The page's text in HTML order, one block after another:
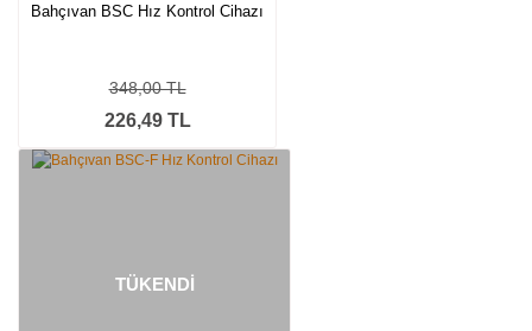
Bahçıvan BSC Hız Kontrol Cihazı
226,49 TL
348,00 TL
TÜKENDİ